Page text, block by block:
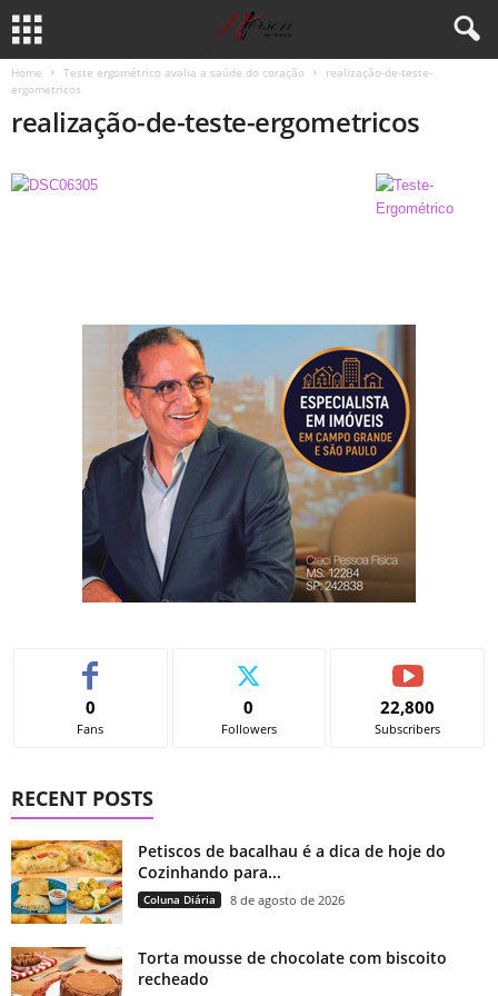
Home Teste ergométrico avalia a saúde do coração
realização-de-teste-
ergometricos
realização-de-teste-ergometricos
0
Fans
0
Followers
22,800
Subscribers
RECENT POSTS
Petiscos de bacalhau é a dica de hoje do
Cozinhando para...
Coluna Diária 8 de agosto de 2026
Torta mousse de chocolate com biscoito
recheado